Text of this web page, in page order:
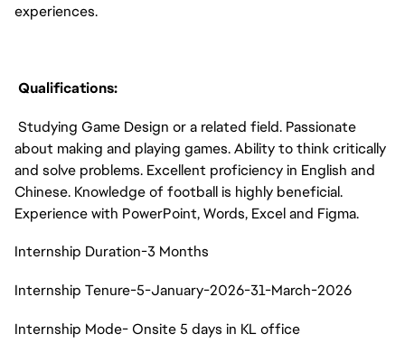
experiences.
Qualifications:
Studying Game Design or a related field. Passionate
about making and playing games. Ability to think critically
and solve problems. Excellent proficiency in English and
Chinese. Knowledge of football is highly beneficial.
Experience with PowerPoint, Words, Excel and Figma.
Internship Duration-3 Months
Internship Tenure-5-January-2026-31-March-2026
Internship Mode- Onsite 5 days in KL office